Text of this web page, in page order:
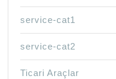
service-cat1
service-cat2
Ticari Araçlar